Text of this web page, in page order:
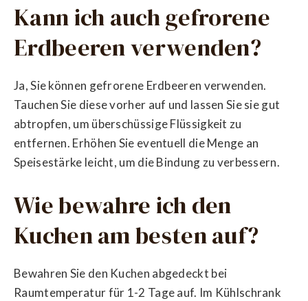
Kann ich auch gefrorene
Erdbeeren verwenden?
Ja, Sie können gefrorene Erdbeeren verwenden.
Tauchen Sie diese vorher auf und lassen Sie sie gut
abtropfen, um überschüssige Flüssigkeit zu
entfernen. Erhöhen Sie eventuell die Menge an
Speisestärke leicht, um die Bindung zu verbessern.
Wie bewahre ich den
Kuchen am besten auf?
Bewahren Sie den Kuchen abgedeckt bei
Raumtemperatur für 1-2 Tage auf. Im Kühlschrank